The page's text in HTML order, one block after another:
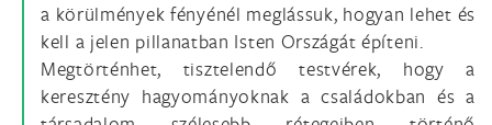
a körülmények fényénél meglássuk, hogyan lehet és
kell a jelen pillanatban Isten Országát építeni.
Megtörténhet, tisztelendő testvérek, hogy a
keresztény hagyományoknak a családokban és a